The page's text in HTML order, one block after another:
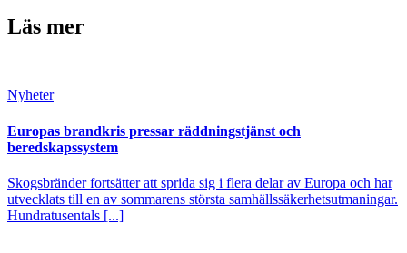
Läs mer
Nyheter
Europas brandkris pressar räddningstjänst och
beredskapssystem
Skogsbränder fortsätter att sprida sig i flera delar av Europa och har
utvecklats till en av sommarens största samhällssäkerhetsutmaningar.
Hundratusentals [...]